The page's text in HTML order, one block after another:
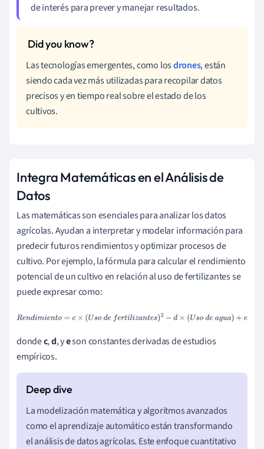
de interés para prever y manejar resultados.
Las tecnologías emergentes, como losdrones, están
siendo cada vez más utilizadas para recopilar datos
precisos y en tiempo real sobre el estado de los
cultivos.
Integra Matemáticas en el Análisis de
Datos
Las matemáticas son esenciales para analizar los datos
agrícolas. Ayudan a interpretar y modelar información para
predecir futuros rendimientos y optimizar procesos de
cultivo. Por ejemplo, la fórmula para calcular el rendimiento
potencial de un cultivo en relación al uso de fertilizantes se
puede expresar como:
Rendimiento =c× (Usode fertilizantes)2−d×( Usodeagua)+e
dondec,d, yeson constantes derivadas de estudios
empíricos.
La modelización matemática y algoritmos avanzados
como el aprendizaje automático están transformando
el análisis de datos agrícolas. Este enfoque cuantitativo